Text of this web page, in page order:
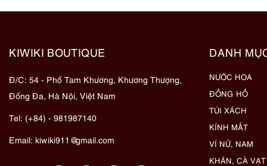
KIWIKI BOUTIQUE
Đ/C: 54 - Phố Tam Khương, Khương Thượng,
Đống Đa, Hà Nội, Việt Nam
Tel: (+84) - 981987140
Email: kiwiki911@gmail.com
DANH
NƯỚC HOA
ĐỒNG HỒ
TÚI XÁCH
KÍNH MẮT
VÍ NỮ, NAM
KHĂN, CÀ VẠT